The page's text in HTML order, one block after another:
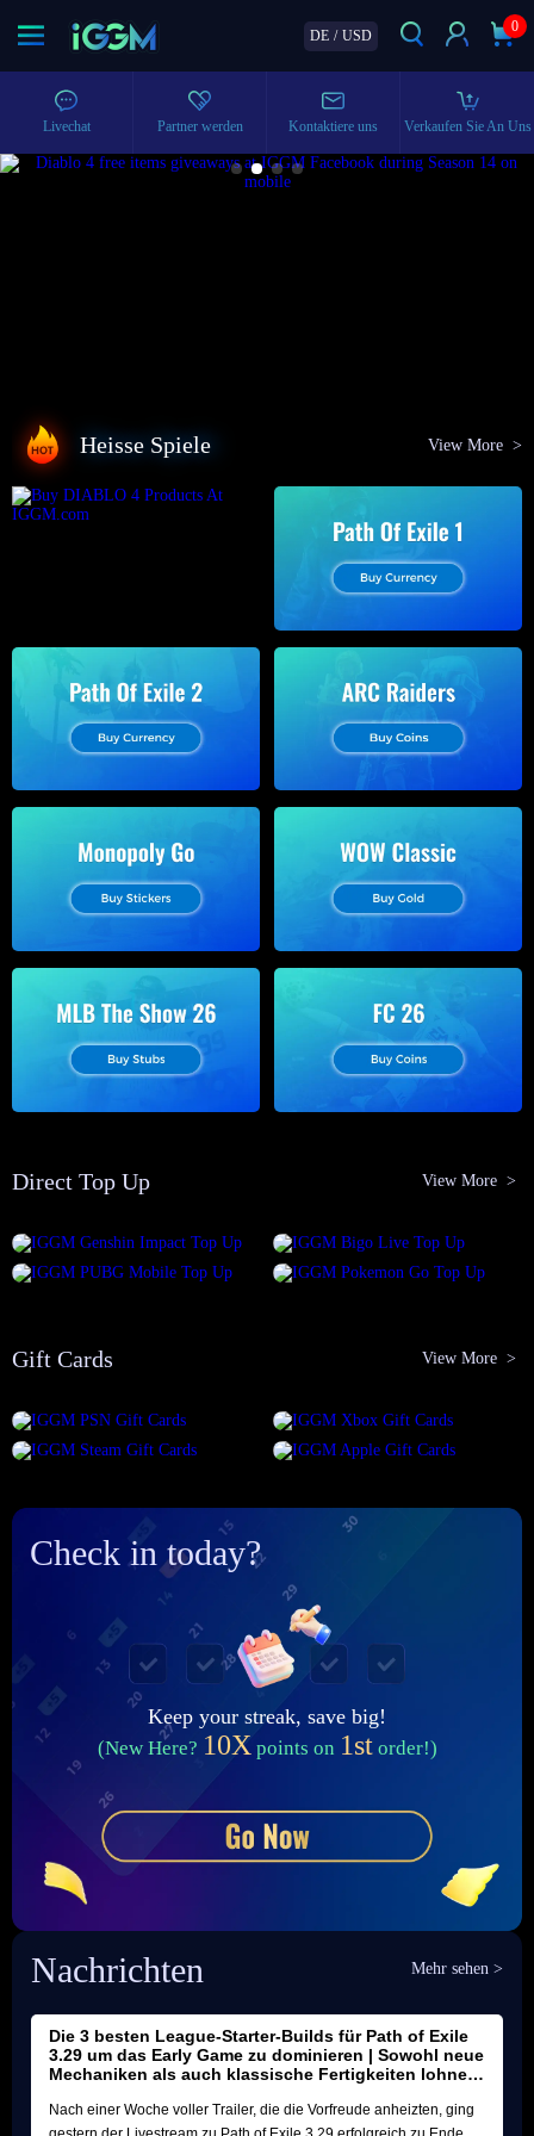
DE / USD
0
Livechat Partner werden Kontaktiere uns Verkaufen Sie An Uns
Heisse Spiele View More >
Direct Top Up View More >
Gift Cards View More >
Check in today?
Keep your streak, save big!
(New Here? 10Xpoints on 1storder!)
Nachrichten Mehr sehen >
Die 3 besten League-Starter-Builds für Path of Exile
3.29 um das Early Game zu dominieren | Sowohl neue
Mechaniken als auch klassische Fertigkeiten lohnen
Nach einer Woche voller Trailer, die die Vorfreude anheizten, ging